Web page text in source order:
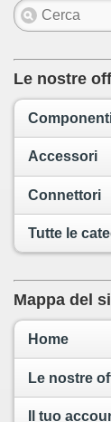
Le nostre
Accessori
Connettori
Tutte le
Mappa del
Home
Le nostre
Il tuo